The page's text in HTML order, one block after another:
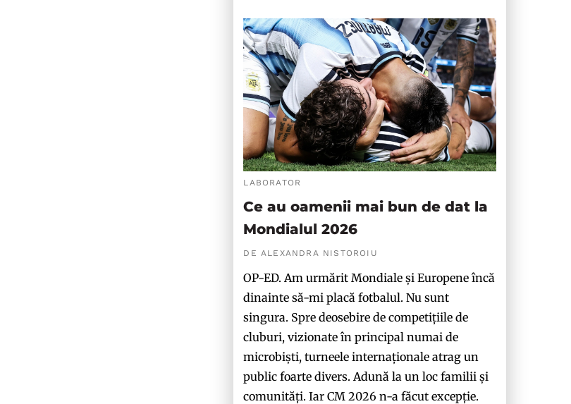
LABORATOR
Ce au oamenii mai bun de dat la
Mondialul 2026
DE ALEXANDRA NISTOROIU
OP-ED. Am urmărit Mondiale și Europene încă
dinainte să-mi placă fotbalul. Nu sunt
singura. Spre deosebire de competițiile de
cluburi, vizionate în principal numai de
microbiști, turneele internaționale atrag un
public foarte divers. Adună la un loc familii și
comunități. Iar CM 2026 n-a făcut excepție.